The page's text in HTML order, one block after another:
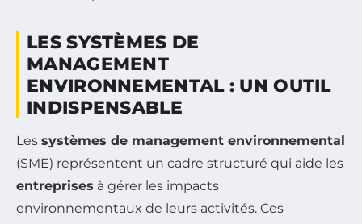
LES SYSTÈMES DE
MANAGEMENT
ENVIRONNEMENTAL : UN OUTIL
INDISPENSABLE
Les systèmes de management environnemental
(SME) représentent un cadre structuré qui aide les
entreprises à gérer les impacts
environnementaux de leurs activités. Ces